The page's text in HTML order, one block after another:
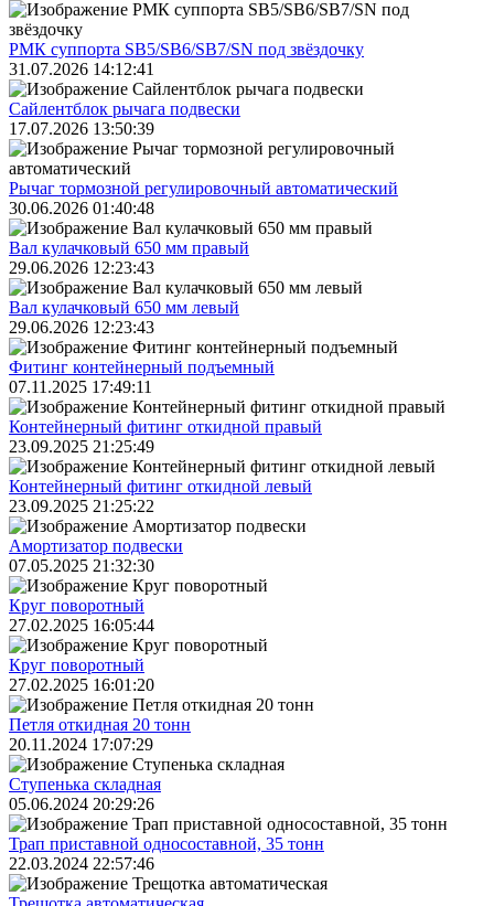
РМК суппорта SB5/SB6/SB7/SN под звёздочку
31.07.2026 14:12:41
Сайлентблок рычага подвески
17.07.2026 13:50:39
Рычаг тормозной регулировочный автоматический
30.06.2026 01:40:48
Вал кулачковый 650 мм правый
29.06.2026 12:23:43
Вал кулачковый 650 мм левый
29.06.2026 12:23:43
Фитинг контейнерный подъемный
07.11.2025 17:49:11
Контейнерный фитинг откидной правый
23.09.2025 21:25:49
Контейнерный фитинг откидной левый
23.09.2025 21:25:22
Амортизатор подвески
07.05.2025 21:32:30
Круг поворотный
27.02.2025 16:05:44
Круг поворотный
27.02.2025 16:01:20
Петля откидная 20 тонн
20.11.2024 17:07:29
Ступенька складная
05.06.2024 20:29:26
Трап приставной односоставной, 35 тонн
22.03.2024 22:57:46